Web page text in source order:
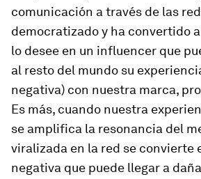
comunicación a través de las
democratizado y ha convertido
lo desee en un influencer que
al resto del mundo su
negativa) con nuestra marca,
Es más, cuando nuestra
se amplifica la resonancia del
viralizada en la red se convierte
negativa que puede llegar a